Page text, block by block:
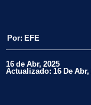
Por: EFE
16 de Abr, 2025
Actualizado: 16 De Abr,